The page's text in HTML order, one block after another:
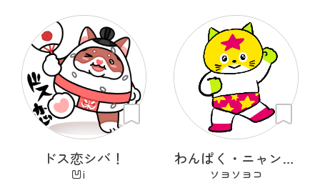
ドス恋シバ！
凹i
わんぱく・ニャンスケ
ソヨソヨコ